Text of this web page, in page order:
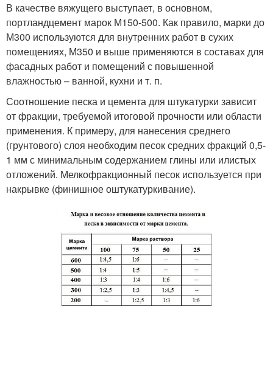
В качестве вяжущего выступает, в основном,
портландцемент марок М150-500. Как правило, марки до
М300 используются для внутренних работ в сухих
помещениях, М350 и выше применяются в составах для
фасадных работ и помещений с повышенной
влажностью – ванной, кухни и т. п.
Соотношение песка и цемента для штукатурки зависит
от фракции, требуемой итоговой прочности или области
применения. К примеру, для нанесения среднего
(грунтового) слоя необходим песок средних фракций 0,5-
1 мм с минимальным содержанием глины или илистых
отложений. Мелкофракционный песок используется при
накрывке (финишное оштукатуркивание).